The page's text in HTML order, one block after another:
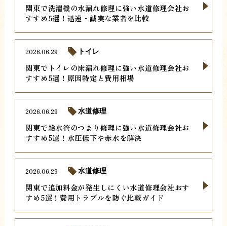
関東で洗濯機の水漏れ修理に強い水道修理会社お
すすめ5選！迅速・誠実な業者を比較
関東でトイレの床漏れ修理に強い水道修理会社お
すすめ5選！原因特定と費用相場
2026.06.29 トイレ
関東で給水管のつまり修理に強い水道修理会社お
すすめ5選！水圧低下や赤水を解決
2026.06.29 水道修理
関東で追加料金が発生しにくい水道修理会社おす
すめ5選！費用トラブルを防ぐ比較ガイド
2026.06.29 水道修理